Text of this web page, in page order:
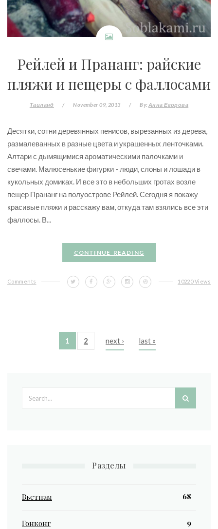
Рейлей и Прананг: райские
пляжи и пещеры с фаллосами
Таиланд / November 09, 2013 / By: Анна Егорова
Десятки, сотни деревянных пенисов, вырезанных из дерева,
размалеванных в разные цвета и украшенных ленточками.
Алтари с дымящимися ароматическими палочками и
свечами. Малюсенькие фигурки - люди, слоны и лошади в
кукольных домиках. И все это в небольших гротах возле
пещер Прананг на полуострове Рейлей. Сегодня я покажу
красивые пляжи и расскажу вам, откуда там взялись все эти
фаллосы. В...
CONTINUE READING
Comments 10220 Views
1 2 next › last »
Search form
Разделы
Вьетнам 68
Гонконг 9